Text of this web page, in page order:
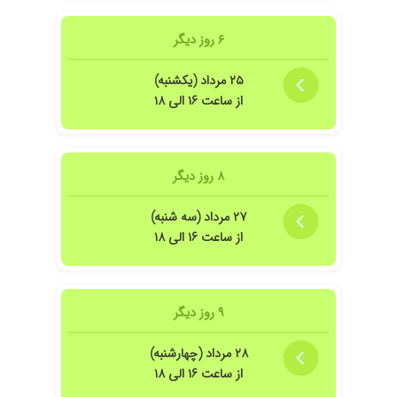
پزشک بسیار دلسوز و حتذق ۱۴۰۵/۰۴/۰۹
من توسط دکتر عمل هرنی انجام دادم خیلی راضی
بودم .مشکل حادی نداشتم بعد عمل
خیلی دکتر عالی هستن من پیششون جراحی
بود با کمترین درد و جای زخم و تعداد بخیه ایشون
پزشک حاذق و فوقالعاده حرفهای هستند
عالی بود اخلاق فوق العاده بسیار محترم و با تجربه
دکترعالی
هموروئید را به جدید ترین روش عمل کردند و خیلی
ایشان خیلی منفی ورک بودن بیماری روبا ارامش وبه
همراه باید گفت که روحیه خیلی مهمه به بیمارگفتن
چیزیت نیست کلی شادشد و باروحیه بالا خوب شد
جراح بسیار عالی و خوب با حوصله و پاسخگو
۶ روز دیگر
۲۵ مرداد (یکشنبه)
از ساعت ۱۶ الی ۱۸
۸ روز دیگر
۲۷ مرداد (سه شنبه)
از ساعت ۱۶ الی ۱۸
۹ روز دیگر
۲۸ مرداد (چهارشنبه)
از ساعت ۱۶ الی ۱۸